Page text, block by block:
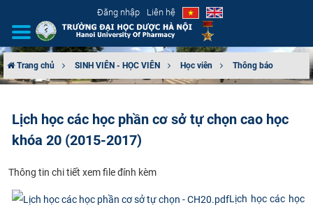
Đăng nhập Liên hệ
CƠ CẤU TỔ CHỨC
ĐÀO TẠO
Trang chủ SINH VIÊN - HỌC VIÊN Học viên Thông báo
Lịch học các học phần cơ sở tự chọn cao học
khóa 20 (2015-2017)
Thô​ng tin chi tiết xem file đính kèm
Lịch học các học